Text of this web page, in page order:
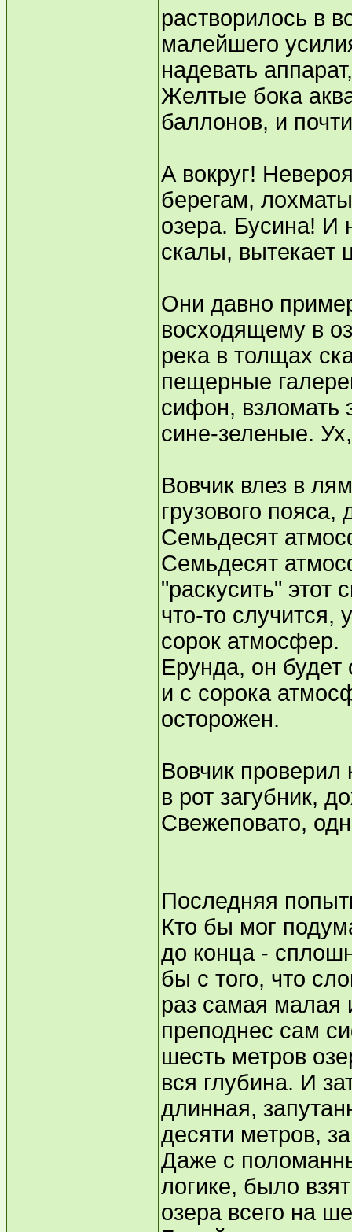
растворилось в
малейшего
надевать
Желтые бока
баллонов, и
А вокруг!
берегам,
озера. Бусина! И
скалы, вытекает
Они давно
восходящему в
река в толщах
пещерные
сифон, взломать
сине-зеленые.
Вовчик влез в
грузового
Семьдесят
Семьдесят
"раскусить"
что-то случится,
сорок атмосфер.
Ерунда, он
и с сорока
осторожен.
Вовчик проверил
в рот загубник,
Свежеповато,
Последняя
Кто бы мог
до конца -
бы с того, что
раз самая малая
преподнес сам
шесть метров
вся глубина. И
длинная,
десяти метров,
Даже с
логике, было
озера всего на